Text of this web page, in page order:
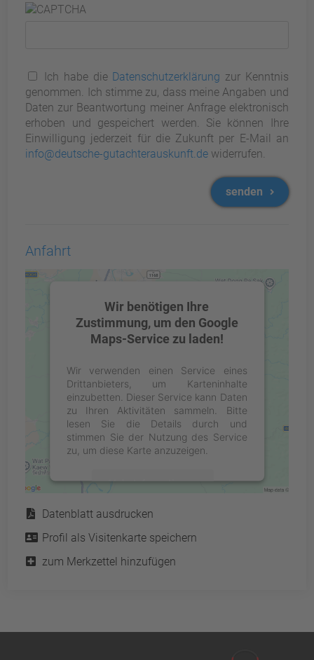
Ich habe die Datenschutzerklärung zur Kenntnis
genommen. Ich stimme zu, dass meine Angaben und
Daten zur Beantwortung meiner Anfrage elektronisch
erhoben und gespeichert werden. Sie können Ihre
Einwilligung jederzeit für die Zukunft per E-Mail an
info@deutsche-gutachterauskunft.de widerrufen.
senden
Anfahrt
Wir benötigen Ihre
Zustimmung, um den Google
Maps-Service zu laden!
Wir verwenden einen Service eines
Drittanbieters, um Karteninhalte
einzubetten. Dieser Service kann Daten
zu Ihren Aktivitäten sammeln. Bitte
lesen Sie die Details durch und
stimmen Sie der Nutzung des Service
zu, um diese Karte anzuzeigen.
Mehr Informationen
Akzeptieren
powered by Usercentrics Consent
Management Platform
Service
Datenblatt ausdrucken
Profil als Visitenkarte speichern
zum Merkzettel hinzufügen